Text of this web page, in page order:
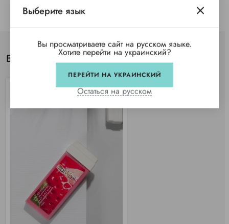
Вы просматривали
Выберите язык
Вы просматриваете сайт на русском языке.
Хотите перейти на украинский?
ПЕРЕЙТИ НА УКРАИНСКИЙ
Остаться на русском